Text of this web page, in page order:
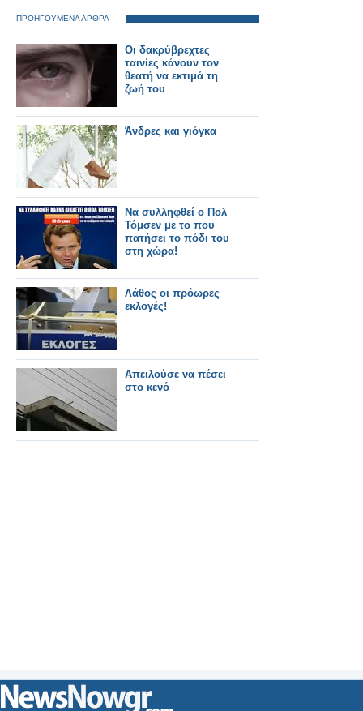
ΠΡΟΗΓΟΥΜΕΝΑ ΑΡΘΡΑ
Οι δακρύβρεχτες
ταινίες κάνουν τον
θεατή να εκτιμά τη
ζωή του
Άνδρες και γιόγκα
Να συλληφθεί ο Πολ
Τόμσεν με το που
πατήσει το πόδι του
στη χώρα!
Λάθος οι πρόωρες
εκλογές!
Απειλούσε να πέσει
στο κενό